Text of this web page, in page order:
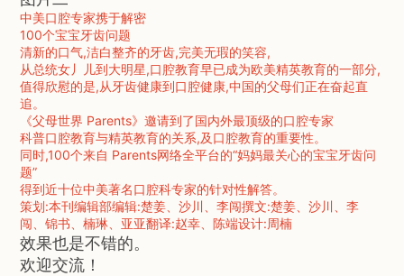
中美口腔专家携于解密
100个宝宝牙齿问题
清新的口气,洁白整齐的牙齿,完美无瑕的笑容,
从总统女丿儿到大明星,口腔教育早已成为欧美精英教育的一部分,
值得欣慰的是,从牙齿健康到口腔健康,中国的父母们正在奋起直
追。
《父母世界 Parents》邀请到了国内外最顶级的口腔专家
科普口腔教育与精英教育的关系,及口腔教育的重要性。
同时,100个来自 Parents网络全平台的“妈妈最关心的宝宝牙齿问
题”
得到近十位中美著名口腔科专家的针对性解答。
策划:本刊编辑部编辑:楚姜、沙川、李闯撰文:楚姜、沙川、李
闯、锦书、楠琳、亚亚翻译:赵幸、陈端设计:周楠
效果也是不错的。
欢迎交流！